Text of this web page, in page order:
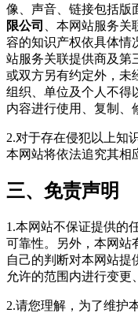
像、声音、链接包括版
限公司
、本网站服务
容的知识产权依具体情
站服务关联提供商及第
或双方另有约定外，未
组织、单位及个人不得
内容进行使用、复制、
2.对于存在侵犯以上知
本网站将依法追究其相
三、免责声明
1.本网站不保证提供的
可靠性。另外，本网站
自己的判断对本网站提
允许的范围内进行变更
2.请您理解，为了维护